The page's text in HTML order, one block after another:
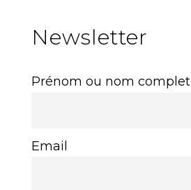
Newsletter
Prénom ou nom complet
Email